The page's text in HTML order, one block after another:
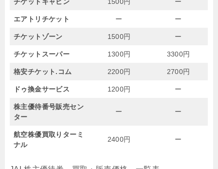
エアトリチケット ー ー
チケットゾーン 1500円 ー
チケットスーパー 1300円 3300円
格安チケット.コム 2200円 2700円
ドゥ換金サービス 1200円 ー
株主優待番号販売セン
ター
ー ー
航空株優買取りターミ
ナル
2400円 ー